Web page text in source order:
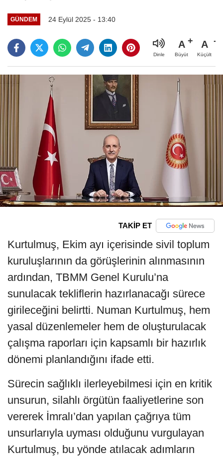
GÜNDEM 24 Eylül 2025 - 13:40
Dinle
A
Büyüt
A
Küçült
TAKİP ET
Kurtulmuş, Ekim ayı içerisinde sivil toplum
kuruluşlarının da görüşlerinin alınmasının
ardından, TBMM Genel Kurulu’na
sunulacak tekliflerin hazırlanacağı sürece
girileceğini belirtti. Numan Kurtulmuş, hem
yasal düzenlemeler hem de oluşturulacak
çalışma raporları için kapsamlı bir hazırlık
dönemi planlandığını ifade etti.
Sürecin sağlıklı ilerleyebilmesi için en kritik
unsurun, silahlı örgütün faaliyetlerine son
vererek İmralı’dan yapılan çağrıya tüm
unsurlarıyla uyması olduğunu vurgulayan
Kurtulmuş, bu yönde atılacak adımların